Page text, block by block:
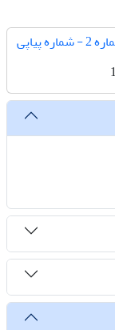
دوره 14، شماره 2 - شماره پیاپی